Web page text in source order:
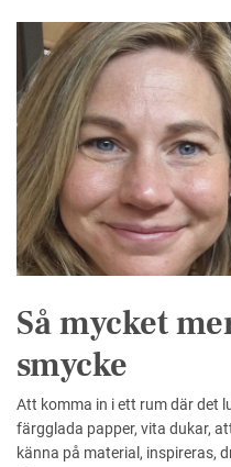
Så mycket
smycke
Att komma in i ett rum där det
färgglada papper, vita dukar,
känna på material, inspireras,